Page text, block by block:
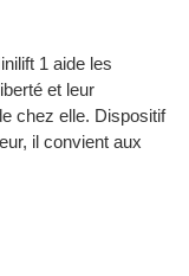
1 aide les
et leur
chez elle. Dispositif
il convient aux